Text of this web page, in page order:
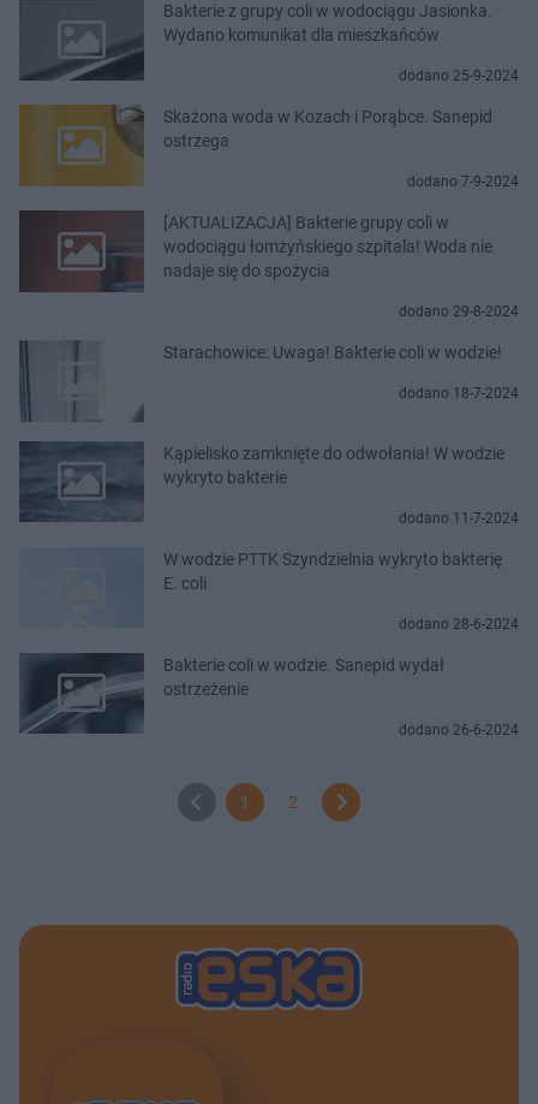
Bakterie z grupy coli w wodociągu Jasionka.
Wydano komunikat dla mieszkańców
dodano 25-9-2024
Skażona woda w Kozach i Porąbce. Sanepid
ostrzega
dodano 7-9-2024
[AKTUALIZACJA] Bakterie grupy coli w
wodociągu łomżyńskiego szpitala! Woda nie
nadaje się do spożycia
dodano 29-8-2024
Starachowice: Uwaga! Bakterie coli w wodzie!
dodano 18-7-2024
Kąpielisko zamknięte do odwołania! W wodzie
wykryto bakterie
dodano 11-7-2024
W wodzie PTTK Szyndzielnia wykryto bakterię
E. coli
dodano 28-6-2024
Bakterie coli w wodzie. Sanepid wydał
ostrzeżenie
dodano 26-6-2024
1 2